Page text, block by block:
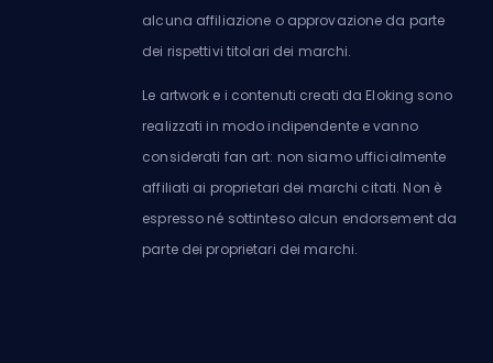
alcuna affiliazione o approvazione da parte
dei rispettivi titolari dei marchi.
Le artwork e i contenuti creati da Eloking sono
realizzati in modo indipendente e vanno
considerati fan art: non siamo ufficialmente
affiliati ai proprietari dei marchi citati. Non è
espresso né sottinteso alcun endorsement da
parte dei proprietari dei marchi.